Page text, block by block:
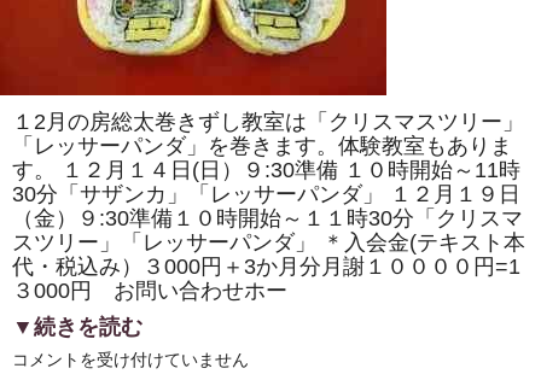
巻
き
寿
司
の
体
験
教
室
も
あ
ま
す。
は
１2月の房総太巻きずし教室は「クリスマスツリー」
「レッサーパンダ」を巻きます。体験教室もありま
す。 １２月１４日(日）９:30準備 １０時開始～11時
30分「サザンカ」「レッサーパンダ」 １２月１９日
（金）９:30準備１０時開始～１１時30分「クリスマ
スツリー」「レッサーパンダ」 ＊入会金(テキスト本
代・税込み）３000円＋3か月分月謝１００００円=1
３000円 お問い合わせホー
▼続きを読む
１
コメントを受け付けていません